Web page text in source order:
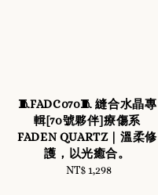
🧵FADC070🧵 縫合水晶專
輯[70號夥伴]療傷系
FADEN QUARTZ｜溫柔修
護，以光癒合。
Regular
NT$ 1,298